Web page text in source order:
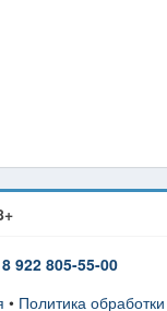
8 922 805-55-00
• Политика обработки